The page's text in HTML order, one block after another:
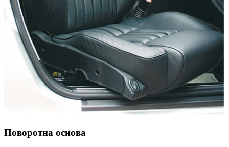
Поворотна основа